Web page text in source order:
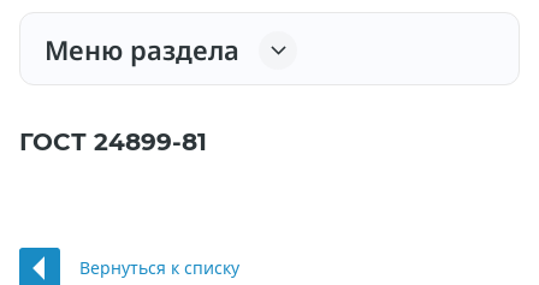
Меню раздела
ГОСТ 24899-81
Вернуться к списку